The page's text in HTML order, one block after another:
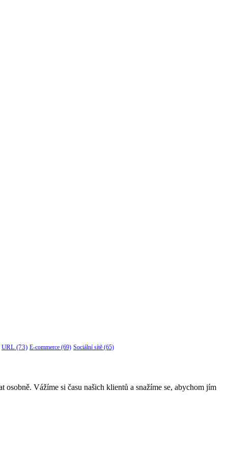
URL (73) E-commerce (69) Sociální sítě (65)
Vážíme si času našich klientů a snažíme se, abychom jím